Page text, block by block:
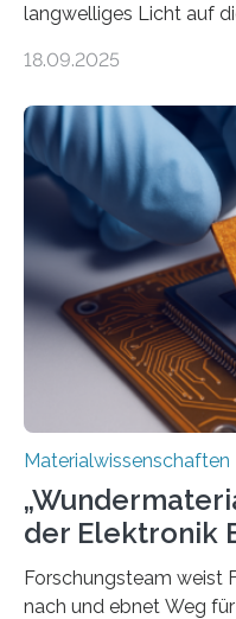
langwelliges Licht auf
optoelektronischen
Forschung, die
langwelliges Licht auf
könnte Fortschritte in
optoelektronischen
Vanderbilt und dem
Professor für
interdisziplinären
Materialwissenschaften
und Alexander
leiteten ein
18.09.2025
Materialwissenschaften
der Elektronik
Forschungsteam weist
nach und ebnet Weg